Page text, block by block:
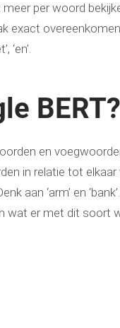
per woord
exact
‘en’.
BERT?
en
in relatie tot elkaar
aan ‘arm’ en
wat er met dit soort